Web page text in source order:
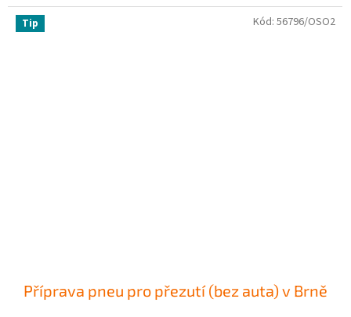
Tip
Příprava pneu pro přezutí (bez auta) v Brně
Kód: 56796/OSO2